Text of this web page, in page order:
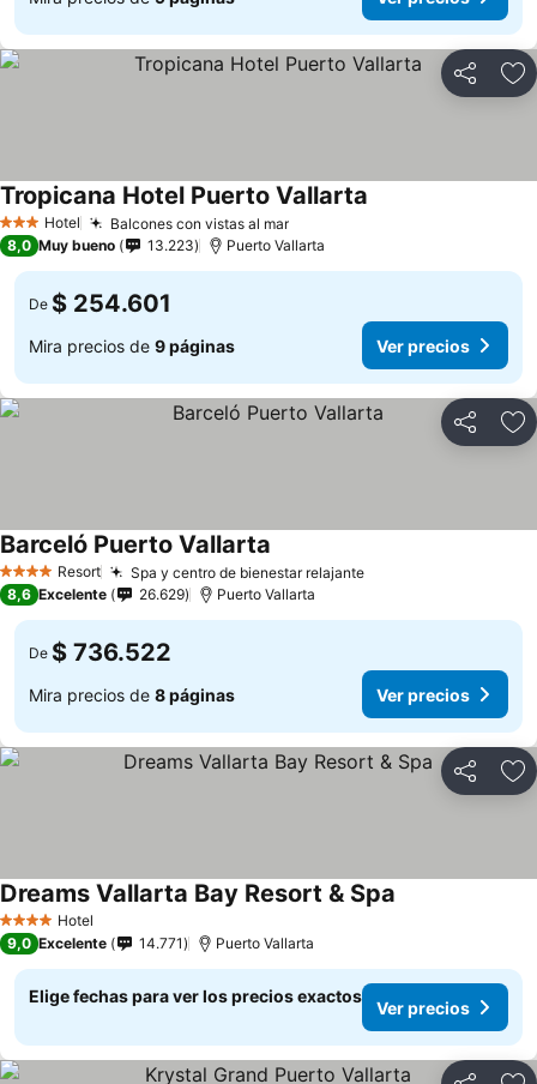
Compartir
3 Estrellas
Hotel Balcones con vistas al mar
Tropicana Hotel Puerto Vallarta
8,0 Muy bueno 13.223 Puerto Vallarta
De $ 254.601
Mira precios de 9 páginas Ver precios
Compartir
4 EstrellasResort Spa y centro de bienestar relajante
Barceló Puerto Vallarta
8,6 Excelente 26.629 Puerto Vallarta
De $ 736.522
Mira precios de 8 páginas Ver precios
Compartir
4 EstrellasHotel
Dreams Vallarta Bay Resort & Spa
9,0 Excelente 14.771 Puerto Vallarta
Elige fechas para ver los precios exactos
Ver precios